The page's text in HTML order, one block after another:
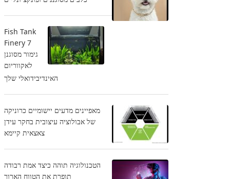
Fish Tank
Finery 7
גימור מסוגנן
לאקווריום
האינדיבידואלי שלך
מאפיינים מדעים יישומיים כרוניקה
של אבולוציה עיצובית בחקר עידן
צאצאית קיימא
הטכנולוגיה תוהה כיצד אמת רבודה
תופרת את הטווח הארוך